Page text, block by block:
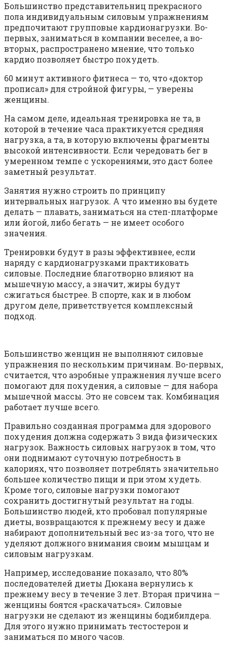
Большинство представительниц прекрасного
пола индивидуальным силовым упражнениям
предпочитают групповые кардионагрузки. Во-
первых, заниматься в компании веселее, а во-
вторых, распространено мнение, что только
кардио позволяет быстро похудеть.
60 минут активного фитнеса — то, что «доктор
прописал» для стройной фигуры, — уверены
женщины.
На самом деле, идеальная тренировка не та, в
которой в течение часа практикуется средняя
нагрузка, а та, в которую включены фрагменты
высокой интенсивности. Если чередовать бег в
умеренном темпе с ускорениями, это даст более
заметный результат.
Занятия нужно строить по принципу
интервальных нагрузок. А что именно вы будете
делать — плавать, заниматься на степ-платформе
или йогой, либо бегать — не имеет особого
значения.
Тренировки будут в разы эффективнее, если
наряду с кардионагрузками практиковать
силовые. Последние благотворно влияют на
мышечную массу, а значит, жиры будут
сжигаться быстрее. В спорте, как и в любом
другом деле, приветствуется комплексный
подход.
Большинство женщин не выполняют силовые
упражнения по нескольким причинам. Во-первых,
считается, что аэробные упражнения лучше всего
помогают для похудения, а силовые — для набора
мышечной массы. Это не совсем так. Комбинация
работает лучше всего.
Правильно созданная программа для здорового
похудения должна содержать 3 вида физических
нагрузок. Важность силовых нагрузок в том, что
они поднимают суточную потребность в
калориях, что позволяет потреблять значительно
большее количество пищи и при этом худеть.
Кроме того, силовые нагрузки помогают
сохранить достигнутый результат на годы.
Большинство людей, кто пробовал популярные
диеты, возвращаются к прежнему весу и даже
набирают дополнительный вес из-за того, что не
уделяют должного внимания своим мышцам и
силовым нагрузкам.
Например, исследование показало, что 80%
последователей диеты Дюкана вернулись к
прежнему весу в течение 3 лет. Вторая причина —
женщины боятся «раскачаться». Силовые
нагрузки не сделают из женщины бодибилдера.
Для этого нужно принимать тестостерон и
заниматься по много часов.